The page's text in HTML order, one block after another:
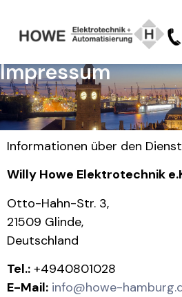
Impressum
Informationen über den
Willy Howe Elektrotechnik
Otto-Hahn-Str. 3,
21509 Glinde,
Deutschland
Tel.: +4940801028
E-Mail: info@howe-